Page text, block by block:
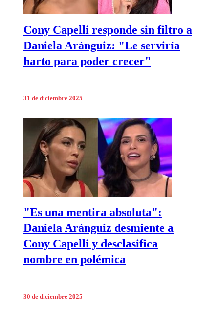
Cony Capelli responde sin filtro a
Daniela Aránguiz: "Le serviría
harto para poder crecer"
31 de diciembre 2025
"Es una mentira absoluta":
Daniela Aránguiz desmiente a
Cony Capelli y desclasifica
nombre en polémica
30 de diciembre 2025